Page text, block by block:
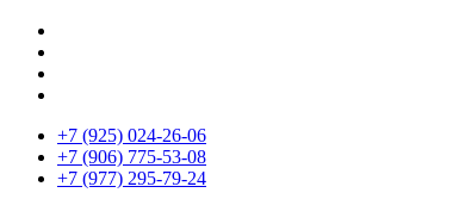
+7 (925) 024-26-06
+7 (906) 775-53-08
+7 (977) 295-79-24